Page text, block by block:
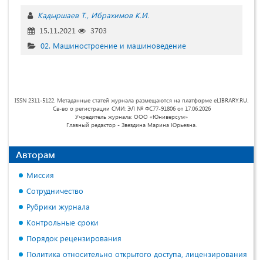
Кадыршаев Т. Ибрахимов К.И.
15.11.2021
3703
02. Машиностроение и машиноведение
ISSN 2311-5122. Метаданные статей журнала размещаются на платформе eLIBRARY.RU.
Св-во о регистрации СМИ: ЭЛ № ФС77-91806 от 17.06.2026
Учредитель журнала: ООО «Юниверсум»
Главный редактор - Звездина Марина Юрьевна.
Авторам
Миссия
Сотрудничество
Рубрики журнала
Контрольные сроки
Порядок рецензирования
Политика относительно открытого доступа, лицензирования